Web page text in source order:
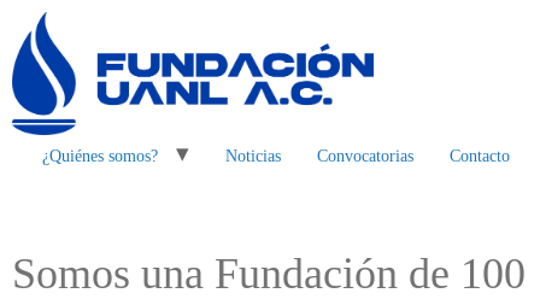
¿Quiénes somos? Noticias Convocatorias Contacto
Somos una Fundación de 100